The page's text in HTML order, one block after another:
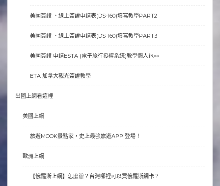
美國簽證 、線上簽證申請表(DS-160)填寫教學PART2
美國簽證 、線上簽證申請表(DS-160)填寫教學PART3
美國簽證 申請ESTA (電子旅行授權系統)教學懶人包👀
ETA 加拿大觀光簽證教學
出國上網看這裡
美國上網
旅遊MOOK景點家，史上最強旅遊APP 登場！
歐洲上網
【俄羅斯上網】怎麼辦？台灣哪裡可以買俄羅斯網卡？